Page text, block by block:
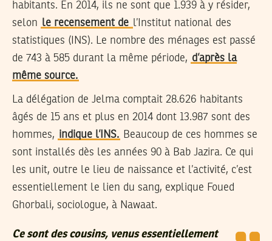
habitants. En 2014, ils ne sont que 1.939 à y résider,
selon le recensement de l’Institut national des
statistiques (INS). Le nombre des ménages est passé
de 743 à 585 durant la même période, d’après la
même source.
La délégation de Jelma comptait 28.626 habitants
âgés de 15 ans et plus en 2014 dont 13.987 sont des
hommes, indique l’INS. Beaucoup de ces hommes se
sont installés dès les années 90 à Bab Jazira. Ce qui
les unit, outre le lieu de naissance et l’activité, c’est
essentiellement le lien du sang, explique Foued
Ghorbali, sociologue, à Nawaat.
Ce sont des cousins, venus essentiellement